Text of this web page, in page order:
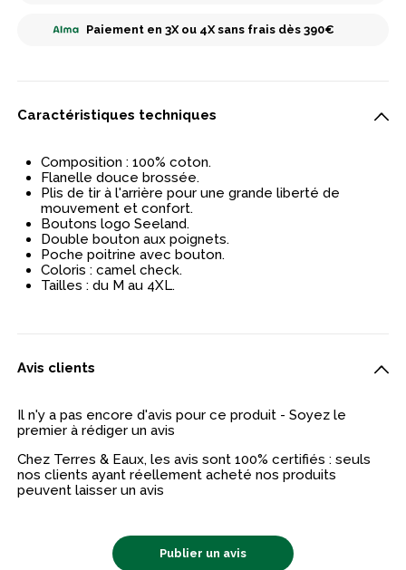
Paiement en 3X ou 4X sans frais dès 390€
Caractéristiques techniques
Composition : 100% coton.
Flanelle douce brossée.
Plis de tir à l'arrière pour une grande liberté de
mouvement et confort.
Boutons logo Seeland.
Double bouton aux poignets.
Poche poitrine avec bouton.
Coloris : camel check.
Tailles : du M au 4XL.
Avis clients
Il n'y a pas encore d'avis pour ce produit - Soyez le
premier à rédiger un avis
Chez Terres & Eaux, les avis sont 100% certifiés : seuls
nos clients ayant réellement acheté nos produits
peuvent laisser un avis
Publier un avis